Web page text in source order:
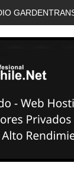
GARDEN